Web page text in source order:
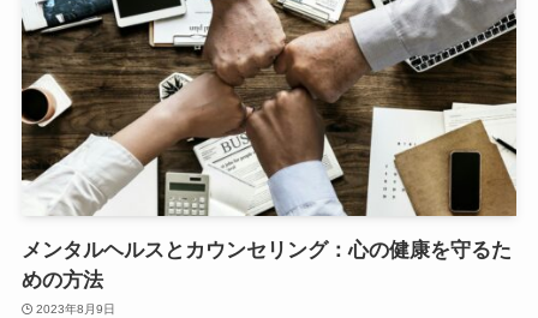
メンタルヘルスとカウンセリング：心の健康を守るた
めの方法
2023年8月9日